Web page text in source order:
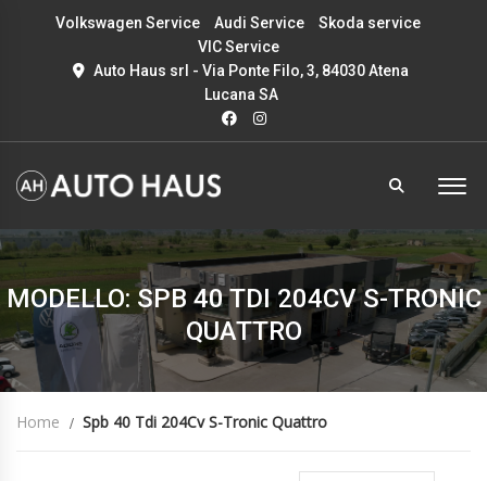
Volkswagen Service Audi Service
Skoda service
VIC Service
Auto Haus srl - Via Ponte Filo, 3, 84030 Atena
Lucana SA
MODELLO: SPB 40 TDI 204CV S-TRONIC
QUATTRO
Home Spb 40 Tdi 204Cv S-Tronic Quattro